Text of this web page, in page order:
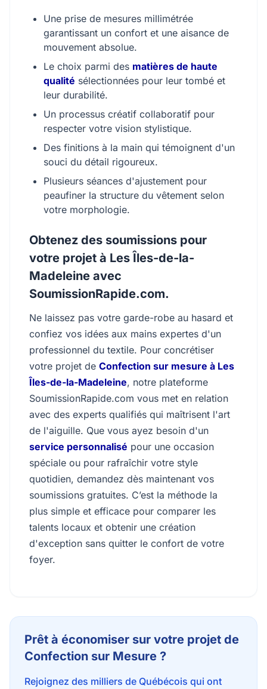
Une prise de mesures millimétrée
garantissant un confort et une aisance de
mouvement absolue.
Le choix parmi des matières de haute
qualité sélectionnées pour leur tombé et
leur durabilité.
Un processus créatif collaboratif pour
respecter votre vision stylistique.
Des finitions à la main qui témoignent d'un
souci du détail rigoureux.
Plusieurs séances d'ajustement pour
peaufiner la structure du vêtement selon
votre morphologie.
Obtenez des soumissions pour
votre projet à Les Îles-de-la-
Madeleine avec
SoumissionRapide.com.
Ne laissez pas votre garde-robe au hasard et
confiez vos idées aux mains expertes d'un
professionnel du textile. Pour concrétiser
votre projet de Confection sur mesure à Les
Îles-de-la-Madeleine, notre plateforme
SoumissionRapide.com vous met en relation
avec des experts qualifiés qui maîtrisent l'art
de l'aiguille. Que vous ayez besoin d'un
service personnalisé pour une occasion
spéciale ou pour rafraîchir votre style
quotidien, demandez dès maintenant vos
soumissions gratuites. C’est la méthode la
plus simple et efficace pour comparer les
talents locaux et obtenir une création
d'exception sans quitter le confort de votre
foyer.
Prêt à économiser sur votre projet de
Confection sur Mesure ?
Rejoignez des milliers de Québécois qui ont